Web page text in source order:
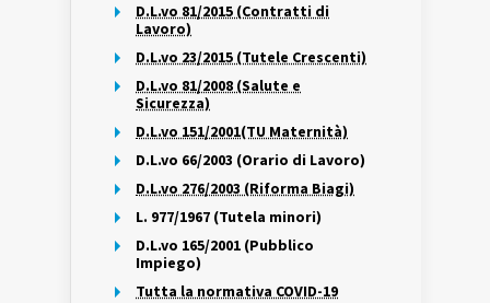
D.L.vo 81/2015 (Contratti di
Lavoro)
D.L.vo 23/2015 (Tutele Crescenti)
D.L.vo 81/2008 (Salute e
Sicurezza)
D.L.vo 151/2001(TU Maternità)
D.L.vo 66/2003 (Orario di Lavoro)
D.L.vo 276/2003 (Riforma Biagi)
L. 977/1967 (Tutela minori)
D.L.vo 165/2001 (Pubblico
Impiego)
Tutta la normativa COVID-19